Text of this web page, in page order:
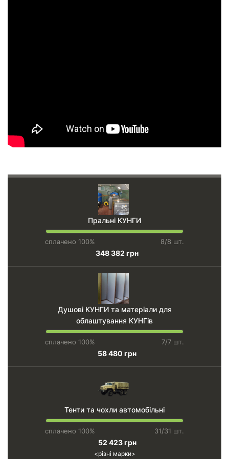
Пральні КУНГИ
сплачено 100% 8/8 шт.
348 382 грн
Душові КУНГИ та матеріали для
облаштування КУНГів
сплачено 100% 7/7 шт.
58 480 грн
Тенти та чохли автомобільні
сплачено 100% 31/31 шт.
52 423 грн
різні марки